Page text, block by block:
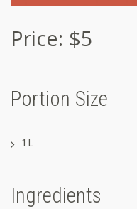
Price: $5
Portion Size
1L
Ingredients